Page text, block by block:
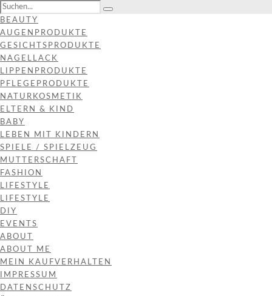
BEAUTY
AUGENPRODUKTE
GESICHTSPRODUKTE
NAGELLACK
LIPPENPRODUKTE
PFLEGEPRODUKTE
NATURKOSMETIK
ELTERN & KIND
BABY
LEBEN MIT KINDERN
SPIELE / SPIELZEUG
MUTTERSCHAFT
FASHION
LIFESTYLE
LIFESTYLE
DIY
EVENTS
ABOUT
ABOUT ME
MEIN KAUFVERHALTEN
IMPRESSUM
DATENSCHUTZ